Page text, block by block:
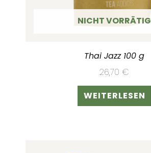
NICHT VORRÄTIG
Thai Jazz 100 g
26,70 €
WEITERLESEN